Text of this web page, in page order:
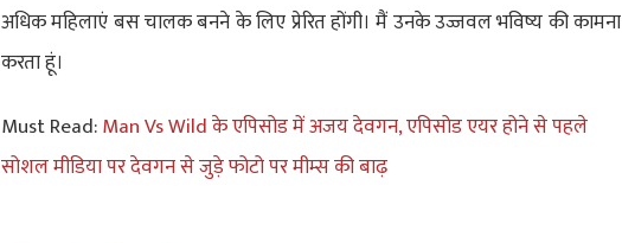
अधिक महिलाएं बस चालक बनने के लिए प्रेरित होंगी। मैं उनके उज्जवल भविष्य की कामना
करता हूं।
Must Read:Man Vs Wild के एपिसोड में अजय देवगन, एपिसोड एयर होने से पहले
सोशल मीडिया पर देवगन से जुड़े फोटो पर मीम्स की बाढ़